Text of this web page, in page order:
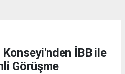
İBB ile
Görüşme